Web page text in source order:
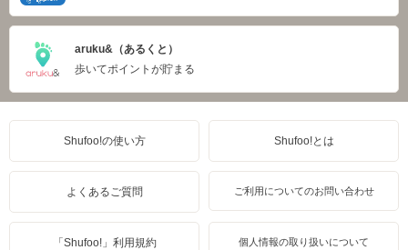
aruku&（あるくと）
歩いてポイントが貯まる
Shufoo!の使い方 Shufoo!とは
よくあるご質問 ご利用についてのお問い合わせ
「Shufoo!」利用規約 個人情報の取り扱いについて